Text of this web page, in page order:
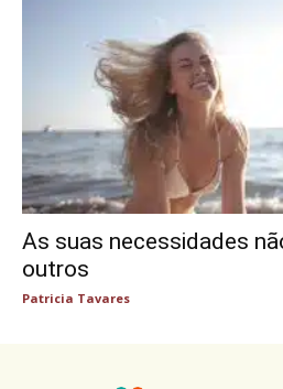
As suas necessidades
outros
Patricia Tavares